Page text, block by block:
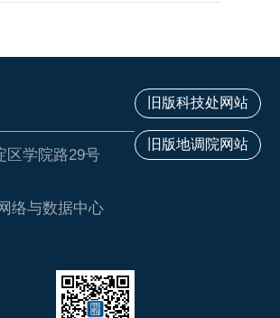
旧版科技处网站
旧版地调院网站
区学院路29号
络与数据中心